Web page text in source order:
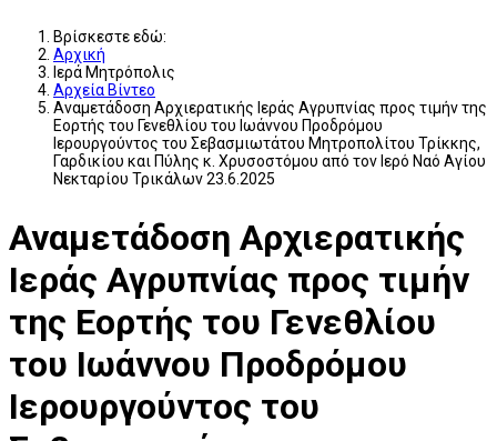
Βρίσκεστε εδώ:
Αρχική
Ιερά Μητρόπολις
Αρχεία Βίντεο
Αναμετάδοση Αρχιερατικής Ιεράς Αγρυπνίας προς τιμήν της
Εορτής του Γενεθλίου του Ιωάννου Προδρόμου
Ιερουργούντος του Σεβασμιωτάτου Μητροπολίτου Τρίκκης,
Γαρδικίου και Πύλης κ. Χρυσοστόμου από τον Ιερό Ναό Αγίου
Νεκταρίου Τρικάλων 23.6.2025
Αναμετάδοση Αρχιερατικής
Ιεράς Αγρυπνίας προς τιμήν
της Εορτής του Γενεθλίου
του Ιωάννου Προδρόμου
Ιερουργούντος του